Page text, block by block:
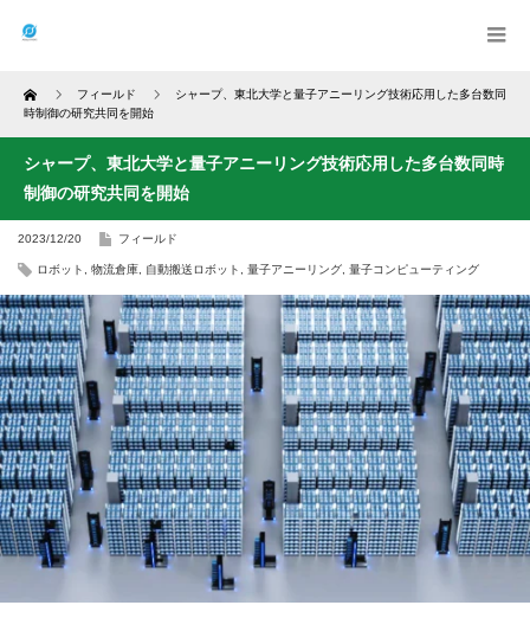
Home フィールド
シャープ、東北大学と量子アニーリング技術応用した多台数同
時制御の研究共同を開始
シャープ、東北大学と量子アニーリング技術応用した多台数同時
制御の研究共同を開始
2023/12/20 フィールド
ロボット 物流倉庫 自動搬送ロボット 量子アニーリング 量子コンピューティング